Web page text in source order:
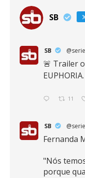
SB
SB
🚨 Trailer
EUPHORIA.
11
SB
Fernanda
"Nós
porque